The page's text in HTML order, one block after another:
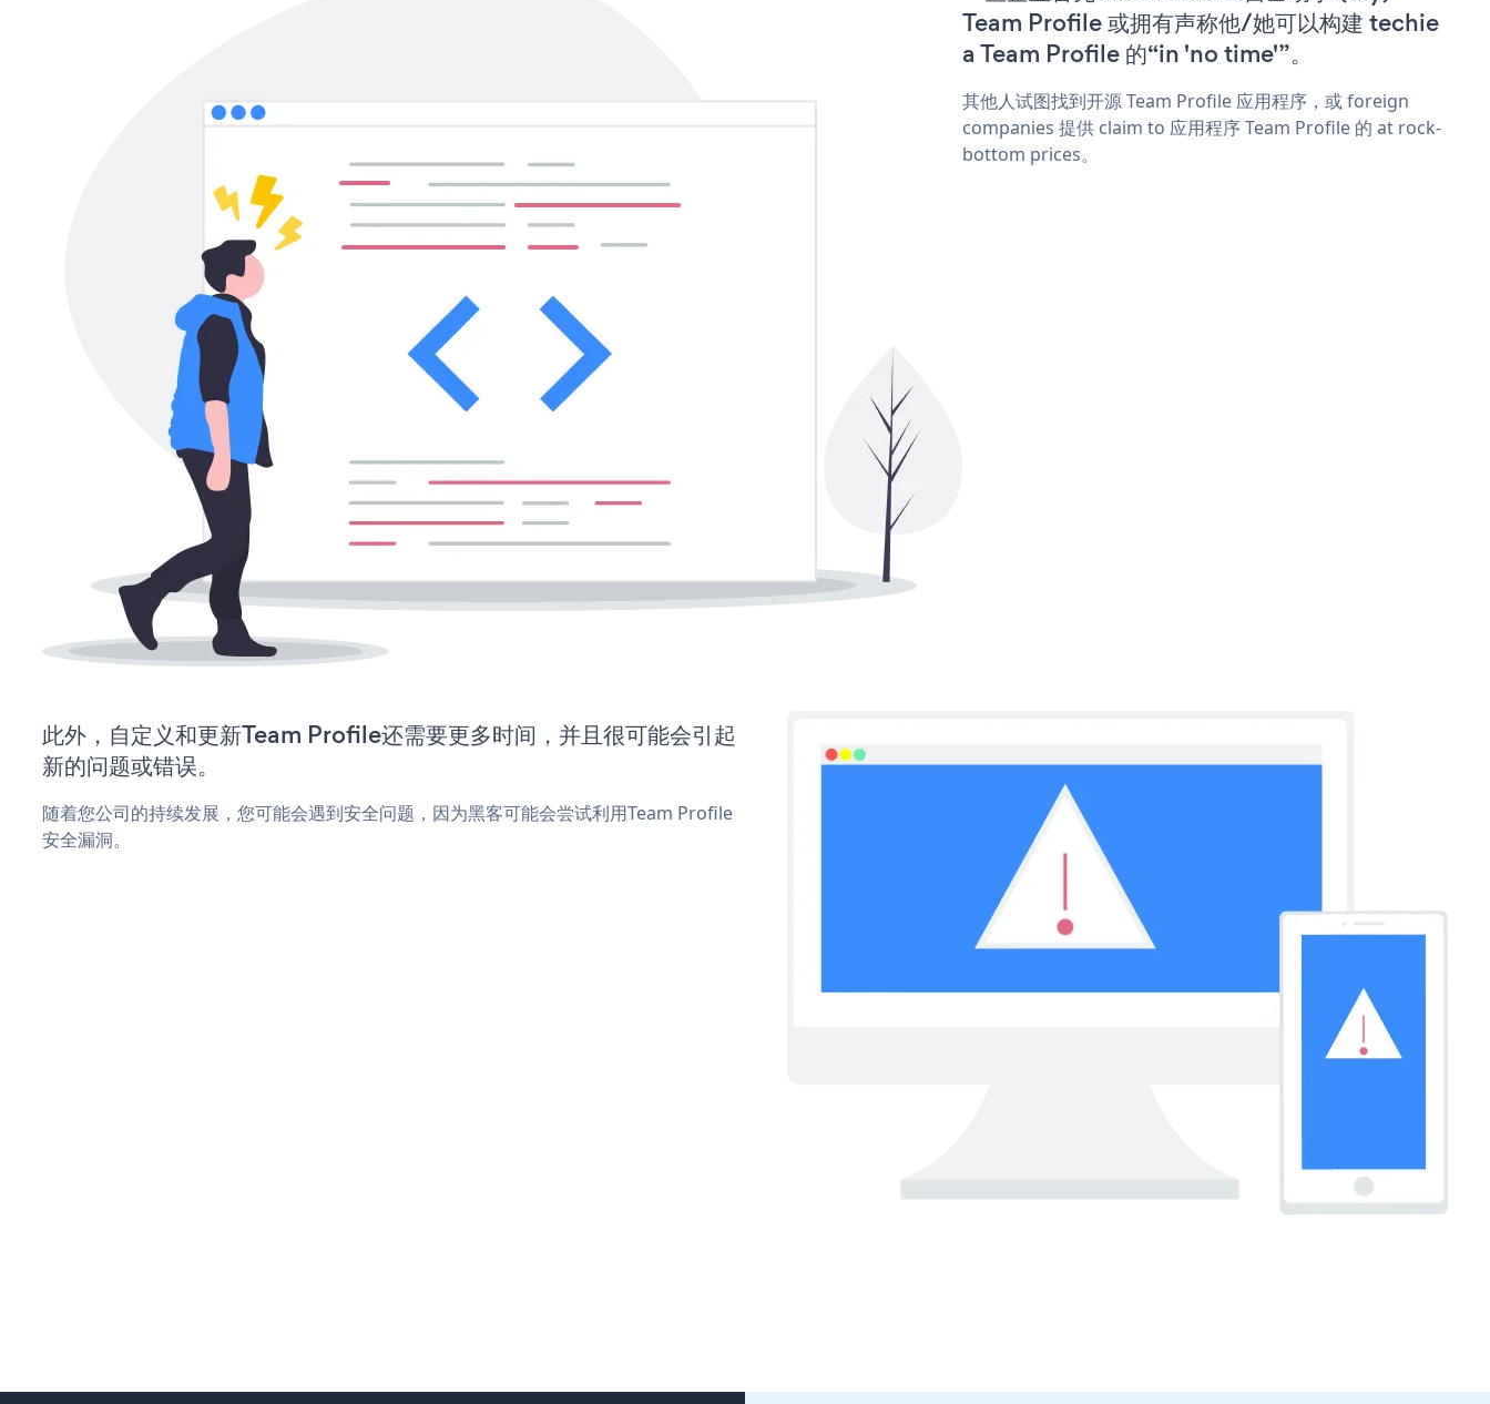
Team Profile 或拥有声称他/她可以构建 techie
a Team Profile 的“in 'no time'”。
其他人试图找到开源 Team Profile 应用程序，或 foreign
companies 提供 claim to 应用程序 Team Profile 的 at rock-
bottom prices。
此外，自定义和更新Team Profile还需要更多时间，并且很可能会引起
新的问题或错误。
随着您公司的持续发展，您可能会遇到安全问题，因为黑客可能会尝试利用Team Profile
安全漏洞。